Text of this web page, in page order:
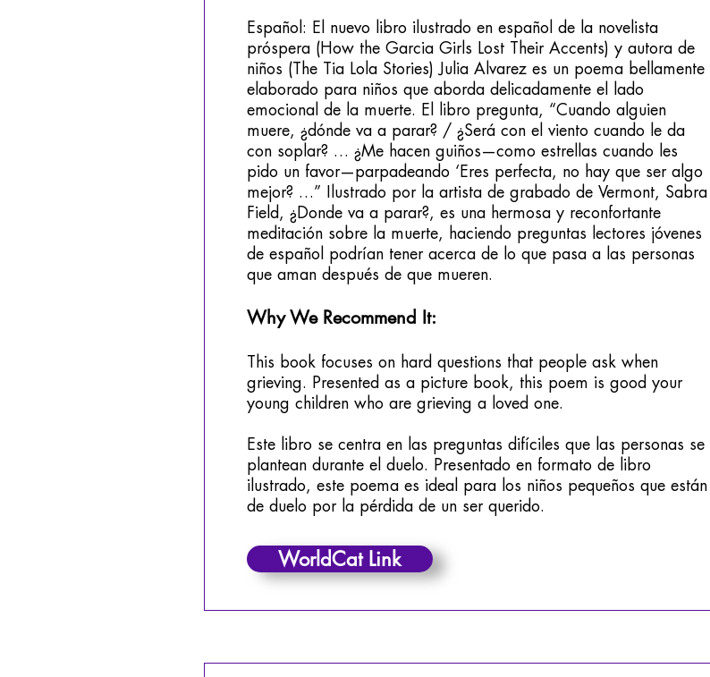
Español: El nuevo libro ilustrado en español de la novelista
próspera (How the Garcia Girls Lost Their Accents) y autora de
niños (The Tia Lola Stories) Julia Alvarez es un poema bellamente
elaborado para niños que aborda delicadamente el lado
emocional de la muerte. El libro pregunta, “Cuando alguien
muere, ¿dónde va a parar? / ¿Será con el viento cuando le da
con soplar? … ¿Me hacen guiños—como estrellas cuando les
pido un favor—parpadeando ‘Eres perfecta, no hay que ser algo
mejor? …” Ilustrado por la artista de grabado de Vermont, Sabra
Field, ¿Donde va a parar?, es una hermosa y reconfortante
meditación sobre la muerte, haciendo preguntas lectores jóvenes
de español podrían tener acerca de lo que pasa a las personas
que aman después de que mueren.
Why We Recommend It:
This book focuses on hard questions that people ask when
grieving. Presented as a picture book, this poem is good your
young children who are grieving a loved one.
Este libro se centra en las preguntas difíciles que las personas se
plantean durante el duelo. Presentado en formato de libro
ilustrado, este poema es ideal para los niños pequeños que están
de duelo por la pérdida de un ser querido.
WorldCat Link